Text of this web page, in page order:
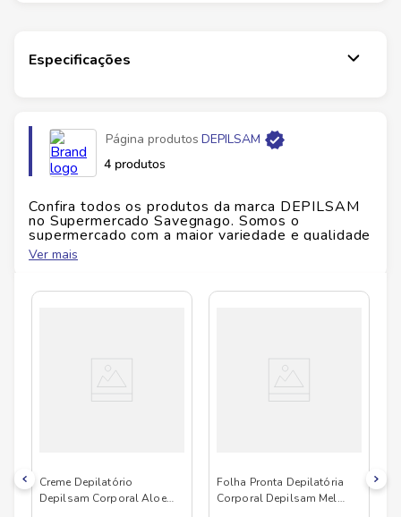
Especificações
Página produtos DEPILSAM
4 produtos
Confira todos os produtos da marca DEPILSAM
no Supermercado Savegnago. Somos o
supermercado com a maior variedade e qualidade
do Brasil!
de produtos DEPILSAM , confira abaixo:
Ver mais
Creme Depilatório
Depilsam Corporal Aloe
Folha Pronta Depilatória
Corporal Depilsam Mel